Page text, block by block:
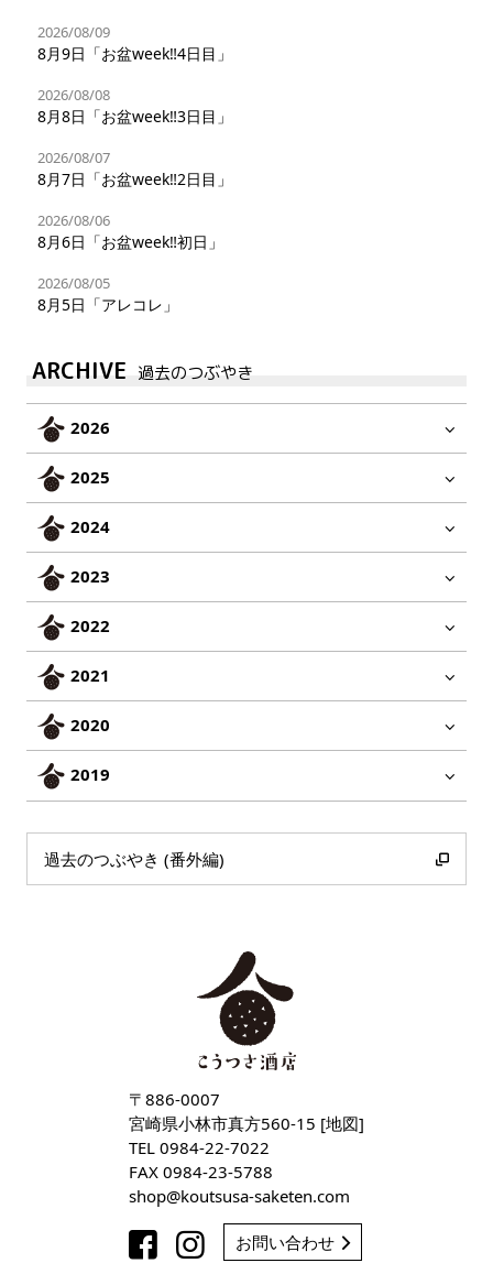
2026/08/09
8月9日「お盆week‼︎4日目」
2026/08/08
8月8日「お盆week‼︎3日目」
2026/08/07
8月7日「お盆week‼︎2日目」
2026/08/06
8月6日「お盆week‼︎初日」
2026/08/05
8月5日「アレコレ」
ARCHIVE 過去のつぶやき
2026
2025
2024
2023
2022
2021
2020
2019
過去のつぶやき (番外編)
〒886-0007
宮崎県小林市真方560-15 [地図]
TEL 0984-22-7022
FAX 0984-23-5788
shop
koutsusa-saketen com
お問い合わせ